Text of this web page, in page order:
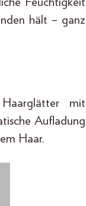
hält – ganz
mit
Aufladung
Haar.